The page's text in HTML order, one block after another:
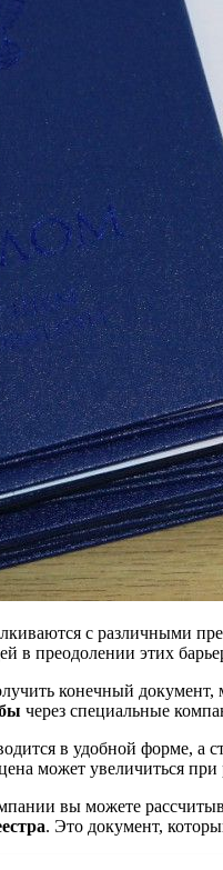
с различными
в преодолении этих
конечный
через специальные
в удобной форме, а
может увеличиться при
вы можете
. Это документ,